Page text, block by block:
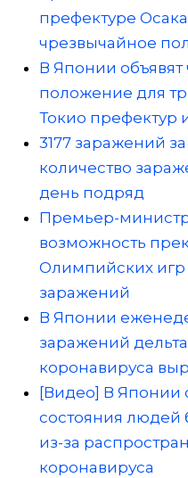
префектуре
чрезвычайное
В Японии
положение для
Токио префектур
3177 заражений
количество
день подряд
Премьер-
возможность
Олимпийских игр
заражений
В Японии
заражений
коронавируса
[Видео] В Японии
состояния людей
из-за
коронавируса